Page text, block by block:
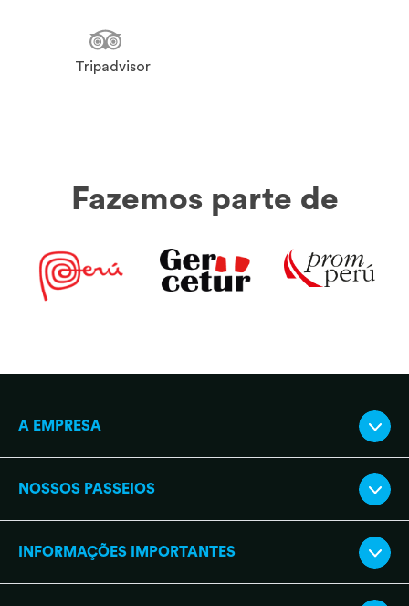
Tripadvisor
Fazemos parte de
A EMPRESA
NOSSOS PASSEIOS
INFORMAÇÕES IMPORTANTES